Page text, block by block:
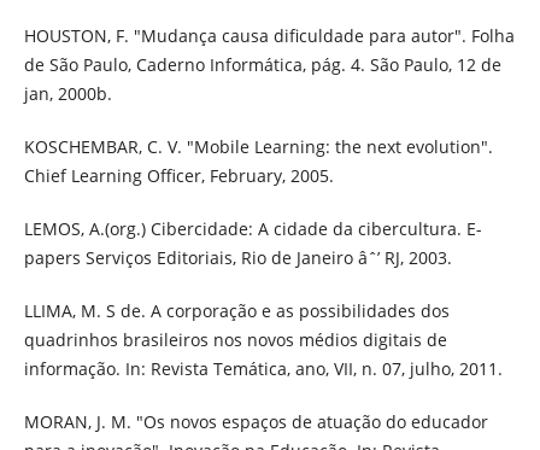
HOUSTON, F. "Mudança causa dificuldade para autor". Folha
de São Paulo, Caderno Informática, pág. 4. São Paulo, 12 de
jan, 2000b.
KOSCHEMBAR, C. V. "Mobile Learning: the next evolution".
Chief Learning Officer, February, 2005.
LEMOS, A.(org.) Cibercidade: A cidade da cibercultura. E-
papers Serviços Editoriais, Rio de Janeiro âˆ’ RJ, 2003.
LLIMA, M. S de. A corporação e as possibilidades dos
quadrinhos brasileiros nos novos médios digitais de
informação. In: Revista Temática, ano, VII, n. 07, julho, 2011.
MORAN, J. M. "Os novos espaços de atuação do educador